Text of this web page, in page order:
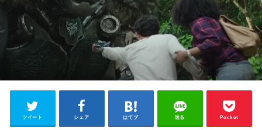
ツイート シェア はてブ 送る Pocket